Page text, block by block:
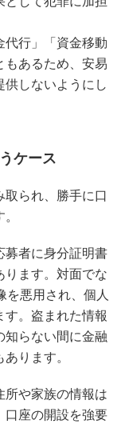
代行」「資金移動
もあるため、安易
供しないようにし
ケース
取られ、勝手に口
募者に身分証明書
ります。対面でな
を悪用され、個人
す。盗まれた情報
知らない間に金融
ります。
所や家族の情報は
口座の開設を強要